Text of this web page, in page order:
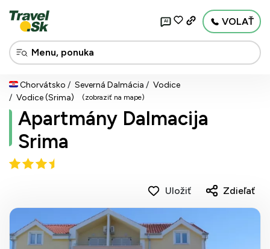
AI VOLAŤ
Chorvátsko Severná Dalmácia
Vodice
Vodice (Srima)
(zobraziť na mape)
Apartmány Dalmacija
Srima
Uložiť Zdieľať